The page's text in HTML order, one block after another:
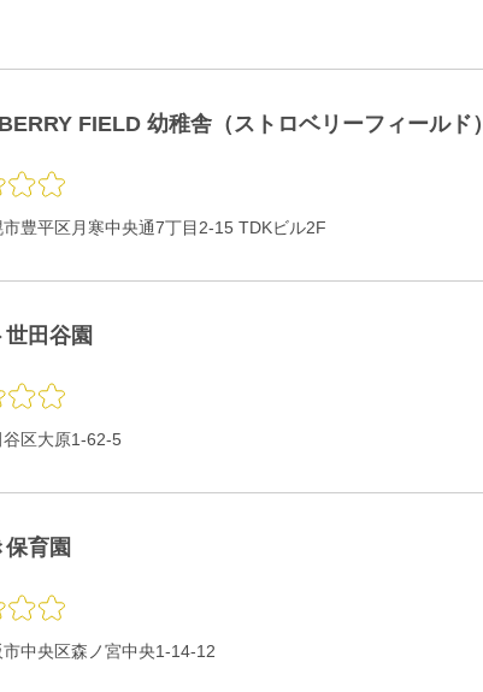
FIELD 幼稚舎（ストロベリーフィールド）
豊平区月寒中央通7丁目2-15 TDKビル2F
世田谷園
区大原1-62-5
育園
中央区森ノ宮中央1-14-12